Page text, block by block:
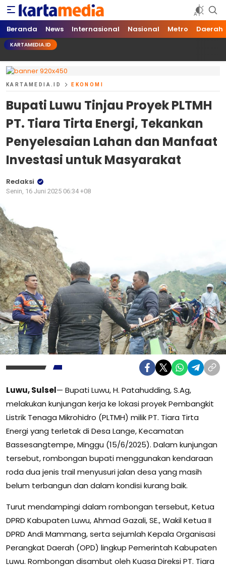
kartamedia.id
Jujur Mengabari
Beranda News Internasional Nasional Metro Daerah
KARTAMEDIA.ID
KARTAMEDIA.ID EKONOMI
Bupati Luwu Tinjau Proyek PLTMH
PT. Tiara Tirta Energi, Tekankan
Penyelesaian Lahan dan Manfaat
Investasi untuk Masyarakat
Redaksi
Senin, 16 Juni 2025 06:34 +08
Luwu, Sulsel— Bupati Luwu, H. Patahudding, S.Ag,
melakukan kunjungan kerja ke lokasi proyek Pembangkit
Listrik Tenaga Mikrohidro (PLTMH) milik PT. Tiara Tirta
Energi yang terletak di Desa Lange, Kecamatan
Bassesangtempe, Minggu (15/6/2025). Dalam kunjungan
tersebut, rombongan bupati menggunakan kendaraan
roda dua jenis trail menyusuri jalan desa yang masih
belum terbangun dan dalam kondisi kurang baik.
Turut mendampingi dalam rombongan tersebut, Ketua
DPRD Kabupaten Luwu, Ahmad Gazali, SE., Wakil Ketua II
DPRD Andi Mammang, serta sejumlah Kepala Organisasi
Perangkat Daerah (OPD) lingkup Pemerintah Kabupaten
Luwu. Rombongan disambut oleh Kuasa Direksi PT. Tiara